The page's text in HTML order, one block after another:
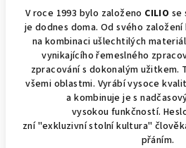
V roce 1993 bylo založeno CILIO se
je dodnes doma. Od svého založení
na kombinaci ušlechtilých
vynikajícího řemeslného
zpracování s dokonalým
všemi oblastmi. Vyrábívysoce
a kombinuje je s
vysokou funkčností.
zní"exkluzivnístolníkultura"
přáním.